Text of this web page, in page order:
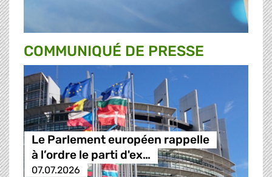
COMMUNIQUÉ DE PRESSE
Le Parlement européen rappelle
à l’ordre le parti d'ex…
07.07.2026